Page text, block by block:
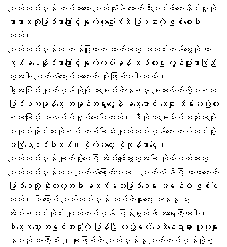
မျက်ကပ်မှန် တပ်ထားတော့ မျက်လုံးနဲ့ အောက်ဆီဂျင်ထိတွေ့နိုင်မှုကို
ကာထားသလိုဖြစ်တာကြောင့်မျက်လုံးခြောက်တဲ့ ပြဿနာကို ဖြစ်စေပါ
တယ်။
မျက်ကပ်မှန်က ကွန်ပြူတာက ထွက်လာတဲ့ အလင်းတန်းတွေကို ကာ
ကွယ်မပေးနိုင်တာကြောင့် မျက်ကပ်မှန် တပ်ထားပြီး ကွန်ပြူတာကြည့်
တဲ့အခါ မျက်လုံးညောင်းတာတွေကို ပိုဖြစ်စေပါတယ်။
ဒါ့အပြင် မျက်မှန်လိုမျိုး ထားချင်တဲ့နေရာမှာ ချထားလိုက်လို့မရဘဲ
ပြင်ပကဖုန်တွေ အမှုန်အမွှားတွေနဲ့ မတွေ့အောင် သေချာ သိမ်းဆည်းထား
ရတာကြောင့် အလုပ်ပိုရှုပ်စေပါတယ်။ ဒီလို သေချာသိမ်းဆည်းတာမျိုး
မလုပ်နိုင်ဘူးဆိုရင် တစ်ခါသုံး မျက်ကပ်မှန်တွေ တပ်ဆင်ဖို့
အကြံပေးချင်ပါတယ်။ ပိုက်ဆံတော့ ပိုကုန်တာပေါ့။
မျက်ကပ်မှန် ချွတ်ဖို့မေ့ပြီး အိပ်ပျော်သွားတဲ့အခါ ကိုယ်ဝတ်ထားတဲ့
မျက်ကပ်မှန်ကပဲ မျက်လုံးခြောက်စေတာ၊ မျက်လုံး နီပြီး ယားတာတွေကို
ဖြစ်စေလို့ နိုးလာတဲ့အခါ မသက်မသာဖြစ်စေမှာ အမှန်ပဲ ဖြစ်ပါ
တယ်။ ဒါ့ကြောင့် မျက်ကပ်မှန် တပ်တဲ့သူတွေ အနေနဲ့ ည
အိပ်ရာဝင်တိုင်း မျက်ကပ်မှန် ပြန်ချွတ်ဖို့ အရေးကြီးတာပါ။
ဒါတွေကတော့ အမြင်အာရုံကို ပြန်ပြီး တည့်မတ်ပေးတဲ့နေရာမှာ လူသုံးများ
နာမည် အကြီးဆုံး ၂ ခုဖြစ်တဲ့ မျက်မှန်နဲ့ မျက်ကပ်မှန်တို့ရဲ့